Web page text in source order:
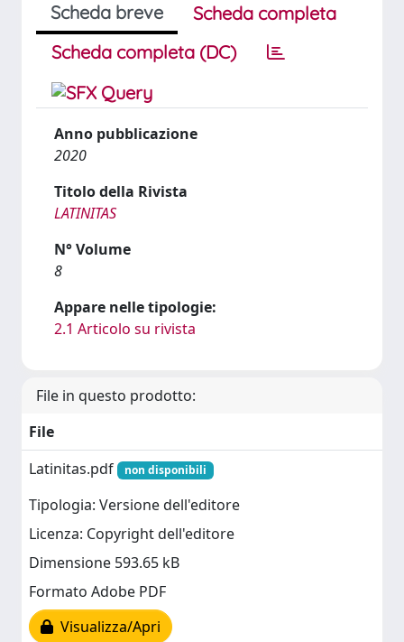
Scheda breve
Scheda completa
Scheda completa (DC)
Anno pubblicazione
2020
Titolo della Rivista
LATINITAS
N° Volume
8
Appare nelle tipologie:
2.1 Articolo su rivista
File in questo prodotto:
File
Latinitas.pdf
non disponibili
Tipologia: Versione dell'editore
Licenza: Copyright dell'editore
Dimensione 593.65 kB
Formato Adobe PDF
Visualizza/Apri